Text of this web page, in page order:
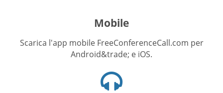
Mobile
Scarica l'app mobile FreeConferenceCall.com per
Android&trade; e iOS.
cuffie